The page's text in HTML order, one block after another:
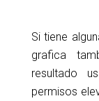
Si tiene
grafica
resultado
permisos